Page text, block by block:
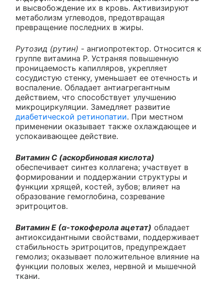
и высвобождение их в кровь. Активизируют
метаболизм углеводов, предотвращая
превращение последних в жиры.
Рутозид (рутин) - ангиопротектор. Относится к
группе витамина P. Устраняя повышенную
проницаемость капилляров, укрепляет
сосудистую стенку, уменьшает ее отечность и
воспаление. Обладает антиагрегантным
действием, что способствует улучшению
микроциркуляции. Замедляет развитие
диабетической ретинопатии. При местном
применении оказывает также охлаждающее и
успокаивающее действие.
Витамин С (аскорбиновая кислота)
обеспечивает синтез коллагена; участвует в
формировании и поддержании структуры и
функции хрящей, костей, зубов; влияет на
образование гемоглобина, созревание
эритроцитов.
Витамин Е (α-токоферола ацетат) обладает
антиоксидантными свойствами, поддерживает
стабильность эритроцитов, предупреждает
гемолиз; оказывает положительное влияние на
функции половых желез, нервной и мышечной
ткани.